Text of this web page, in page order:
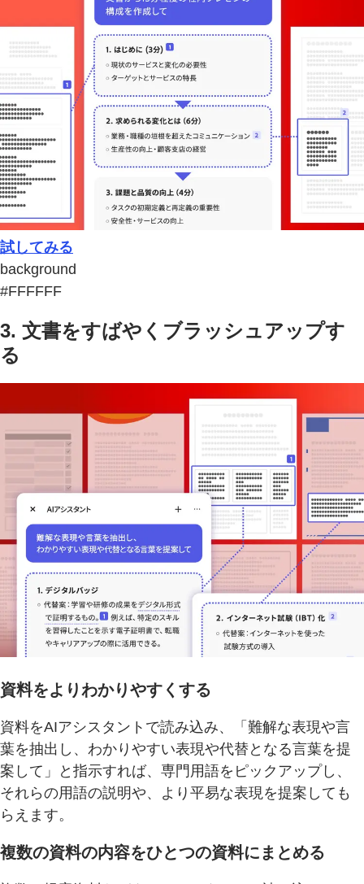
試してみる
background
#FFFFFF
3. 文書をすばやくブラッシュアップす
る
資料をよりわかりやすくする
資料をAIアシスタントで読み込み、「難解な表現や言
葉を抽出し、わかりやすい表現や代替となる言葉を提
案して」と指示すれば、専門用語をピックアップし、
それらの用語の説明や、より平易な表現を提案しても
らえます。
複数の資料の内容をひとつの資料にまとめる